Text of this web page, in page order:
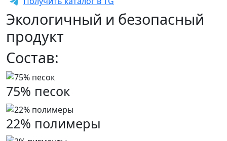
Экологичный и безопасный
продукт
Состав:
75% песок
22% полимеры